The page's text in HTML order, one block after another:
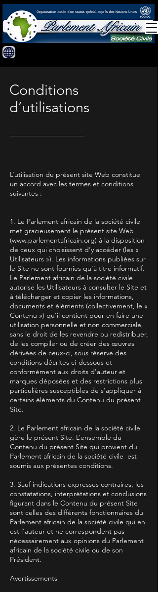
Conditions
d’utilisations
L’utilisation du présent site Web constitue
un accord avec les termes et conditions
suivantes :
1. Le Parlement africain de la société civile
met gracieusement le présent site Web
(www.parlementafricain.org) à la disposition
de ceux qui choisissent d’y accéder (les «
Utilisateurs »). Les informations publiées sur
le Site ne sont fournies qu’à titre informatif.
Le Parlement africain de la société civile
autorise les Utilisateurs à consulter le Site et
à télécharger et copier les informations,
documents et éléments (collectivement, le «
Contenu ») qu’il contient pour en faire une
utilisation personnelle et non commerciale,
sans le droit de les revendre ou redistribuer,
de les compiler ou de créer des œuvres
dérivées de ceux-ci, sous réserve des
conditions décrites ci-dessous et
conformément aux droits d'auteur et
marques déposées et des restrictions plus
particulières susceptibles de s’appliquer à
certains éléments du Contenu du présent
Site.
2. Le Parlement africain de la société civile
gère le présent Site. L’ensemble du
Contenu du présent Site qui provient du
Parlement africain de la société civile est
soumis aux présentes conditions.
3. Sauf indications expresses contraires, les
constatations, interprétations et conclusions
figurant dans le Contenu du présent Site
sont celles des différents fonctionnaires du
Parlement africain de la société civile qui en
est l'auteur et ne correspondent pas
nécessairement aux opinions du Parlement
africain de la société civile ou de son
Président.
Avertissements